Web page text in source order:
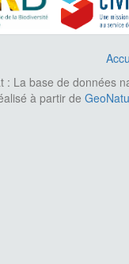
: La base de données
à partir de